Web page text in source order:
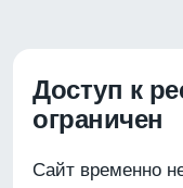
Доступ к
ограничен
Сайт временно